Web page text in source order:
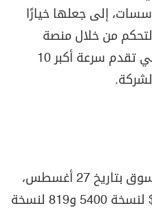
إلى جعلها خيارًا
من خلال منصة
والتي تقدم سرعة أكبر 10
سيبدأ ظهور الأجهزة في السوق بتاريخ 27 أغسطس،
على أن يبدأ سعرها من 699$ لنسخة 5400 و819 لنسخة